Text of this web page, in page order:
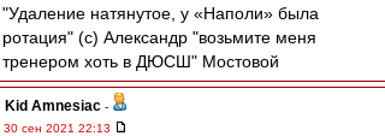
"Удаление натянутое, у «Наполи» была
ротация" (с) Александр "возьмите меня
тренером хоть в ДЮСШ" Мостовой
Kid Amnesiac -
30 сен 2021 22:13